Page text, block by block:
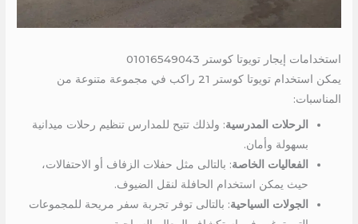
استخدامات إيجار تويوتا كوستر 01016549043
يمكن استخدام تويوتا كوستر 21 راكب في مجموعة متنوعة من
المناسبات:
الرحلات المدرسية: ولذلك تتيح للمدارس تنظيم رحلات ميدانية
بسهولة وأمان.
الفعاليات الخاصة: بالتالى مثل حفلات الزفاف أو الاحتفالات،
حيث يمكن استخدام الحافلة لنقل الضيوف.
الجولات السياحية: بالتالى توفر تجربة سفر مريحة للمجموعات